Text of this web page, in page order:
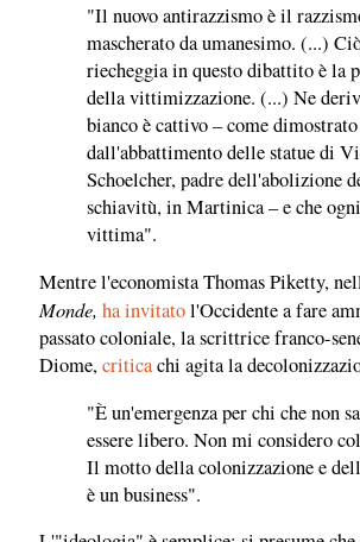
"Il nuovo antirazzismo è il
mascherato da umanesimo. (...)
riecheggia in questo dibattito è la
della vittimizzazione. (...) Ne
bianco è cattivo – come dimostrato
dall'abbattimento delle statue di
Schoelcher, padre dell'abolizione
schiavitù, in Martinica – e che
vittima".
Mentre l'economista Thomas Piketty,
Monde, ha invitatol'Occidente a fare
passato coloniale, la scrittrice franco-
Diome,criticachi agita la
"È un'emergenza per chi che non
essere libero. Non mi considero
Il motto della colonizzazione e
è un business".